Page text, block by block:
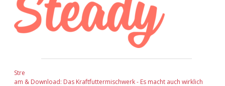
Stre
am & Download: Das Kraftfuttermischwerk - Es macht auch wirklich